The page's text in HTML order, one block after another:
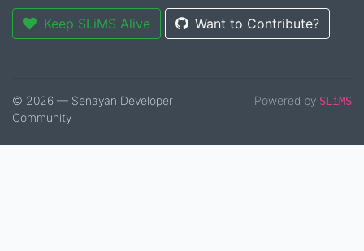
Keep SLiMS Alive Want to Contribute?
© 2026 — Senayan Developer
Community
Powered by SLiMS